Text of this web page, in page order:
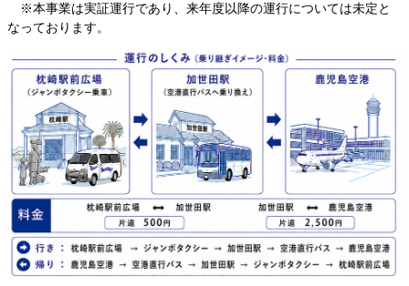
※本事業は実証運行であり、来年度以降の運行については未定と
なっております。